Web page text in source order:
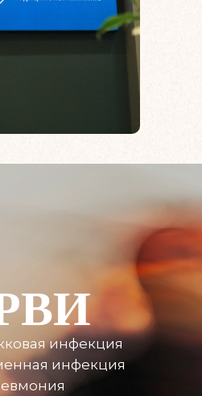
инфекция
инфекция